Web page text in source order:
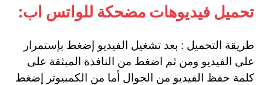
تحميل فيديوهات مضحكة للواتس اب:
طريقة التحميل : بعد تشغيل الفيديو إضغط بإستمرار
على الفيديو ومن ثم اضغط من النافذة المبثقة على
كلمة حفظ الفيديو من الجوال أما من الكمبيوتر إضغط